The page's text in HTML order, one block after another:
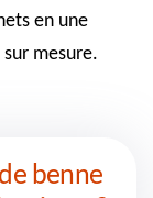
en une
mesure.
benne